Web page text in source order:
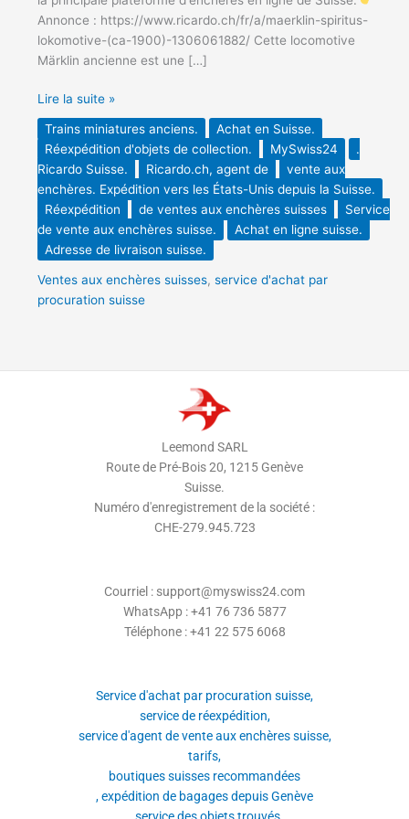
Annonce : https://www.ricardo.ch/fr/a/maerklin-spiritus-
lokomotive-(ca-1900)-1306061882/ Cette locomotive
Märklin ancienne est une […]
Lire la suite »
Trains miniatures anciens.
Achat en Suisse.
Réexpédition d'objets de collection.
MySwiss24
.
Ricardo Suisse.
Ricardo.ch, agent de
vente aux
enchères. Expédition vers les États-Unis depuis la Suisse.
Réexpédition
de ventes aux enchères suisses
Service
de vente aux enchères suisse.
Achat en ligne suisse.
Adresse de livraison suisse.
Ventes aux enchères suisses, service d'achat par
procuration suisse
Leemond SARL
Route de Pré-Bois 20, 1215 Genève
Suisse.
Numéro d'enregistrement de la société :
CHE-279.945.723
Courriel : support@myswiss24.com
WhatsApp : +41 76 736 5877
Téléphone : +41 22 575 6068
Service d'achat par procuration suisse,
service de réexpédition,
service d'agent de vente aux enchères suisse,
tarifs,
boutiques suisses recommandées
, expédition de bagages depuis Genève